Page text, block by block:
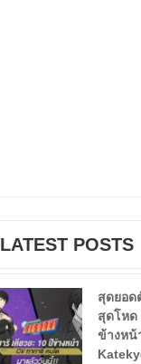
LATEST POSTS
สุดยอด
สุดโหด
ข้างหน้